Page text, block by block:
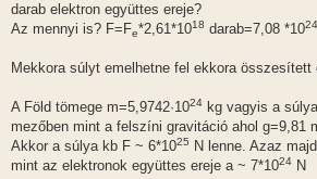
darab elektron együttes ereje?
Az mennyi is? F=Fe*2,61*1018 darab=7,08 *1024
Mekkora súlyt emelhetne fel ekkora összesített
A Föld tömege m=5,9742·1024 kg vagyis a
mezőben mint a felszíni gravitáció ahol g=9,81
Akkor a súlya kb F ~ 6*1025
N lenne. Azaz
mint az elektronok együttes ereje a ~ 7*1024 N